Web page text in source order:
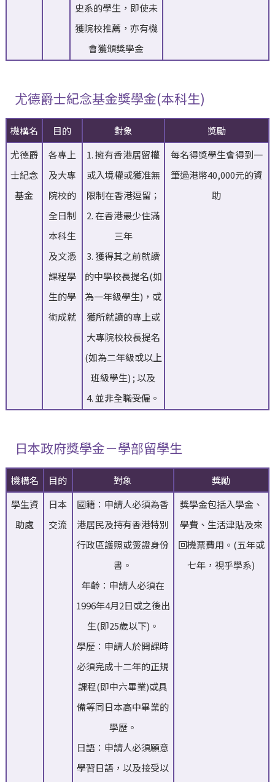
史系的學生，即使未
獲院校推薦，亦有機
會獲頒獎學金
尤德爵士紀念基金獎學金(本科生)
機構名 目的 對象
獎勵
尤德爵
士紀念
基金
各專上
及大專
院校的
全日制
本科生
及文憑
課程學
生的學
術成就
1. 擁有香港居留權
或入境權或獲准無
限制在香港逗留；
2. 在香港最少住滿
三年
3. 獲得其之前就讀
的中學校長提名(如
為一年級學生)，或
獲所就讀的專上或
大專院校校長提名
(如為二年級或以上
班級學生) ; 以及
4. 並非全職受僱。
每名得獎學生會得到一
筆過港幣40,000元的資
助
日本政府獎學金－學部留學生
機構名 目的 對象
獎勵
學生資
助處
日本
交流
國籍：申請人必須為香
港居民及持有香港特別
行政區護照或簽證身份
書。
年齡：申請人必須在
1996年4月2日或之後出
生(即25歲以下)。
學歷：申請人於開課時
必須完成十二年的正規
課程(即中六畢業)或具
備等同日本高中畢業的
學歷。
日語：申請人必須願意
學習日語，以及接受以
獎學金包括入學金、
學費、生活津貼及來
回機票費用。(五年或
七年，視乎學系)